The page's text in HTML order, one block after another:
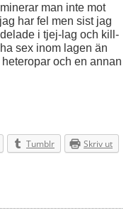
man inte mot
har fel men sist jag
i tjej-lag och kill-
sex inom lagen än
och en annan
Tumblr Skriv ut